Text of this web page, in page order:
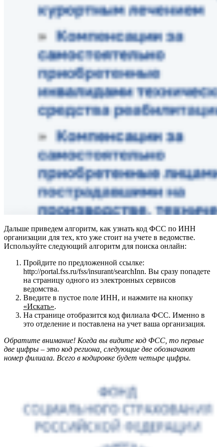
Дальше приведем алгоритм, как узнать код ФСС по ИНН
организации для тех, кто уже стоит на учете в ведомстве.
Используйте следующий алгоритм для поиска онлайн:
Пройдите по предложенной ссылке:
http://portal.fss.ru/fss/insurant/searchInn. Вы сразу попадете
на страницу одного из электронных сервисов
ведомства.
Введите в пустое поле ИНН, и нажмите на кнопку
«Искать».
На странице отобразится код филиала ФСС. Именно в
это отделение и поставлена на учет ваша организация.
Обратите внимание! Когда вы видите код ФСС, то первые
две цифры – это код региона, следующие две обозначают
номер филиала. Всего в кодировке будет четыре цифры.